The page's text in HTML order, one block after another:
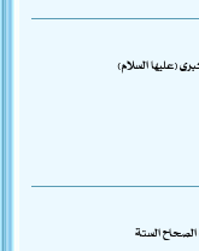
(عليها السلام)
الستة